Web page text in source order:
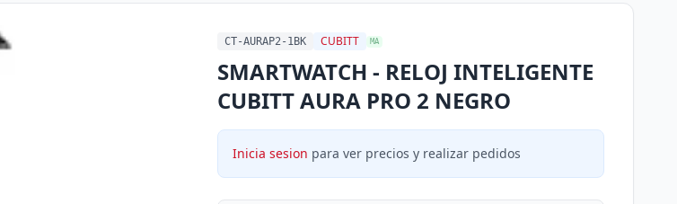
CT-AURAP2-1BK CUBITT MA
SMARTWATCH - RELOJ INTELIGENTE
CUBITT AURA PRO 2 NEGRO
Inicia sesion para ver precios y realizar pedidos